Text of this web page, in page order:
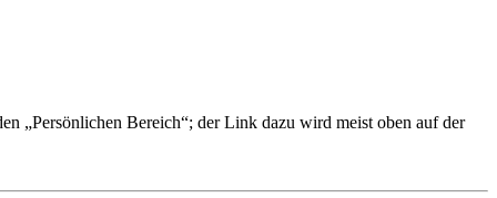
„Persönlichen Bereich“; der Link dazu wird meist oben auf der